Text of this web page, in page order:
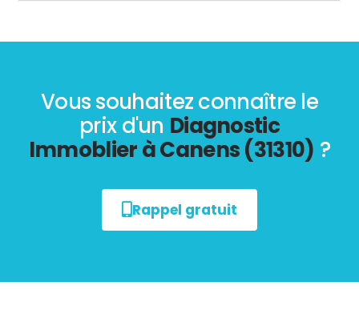
Vous souhaitez connaître le
prix d'un Diagnostic
Immoblier à Canens (31310) ?
Rappel gratuit